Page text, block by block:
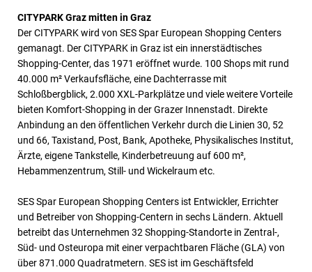
CITYPARK Graz mitten in Graz
Der CITYPARK wird von SES Spar European Shopping Centers
gemanagt. Der CITYPARK in Graz ist ein innerstädtisches
Shopping-Center, das 1971 eröffnet wurde. 100 Shops mit rund
40.000 m² Verkaufsfläche, eine Dachterrasse mit
Schloßbergblick, 2.000 XXL-Parkplätze und viele weitere Vorteile
bieten Komfort-Shopping in der Grazer Innenstadt. Direkte
Anbindung an den öffentlichen Verkehr durch die Linien 30, 52
und 66, Taxistand, Post, Bank, Apotheke, Physikalisches Institut,
Ärzte, eigene Tankstelle, Kinderbetreuung auf 600 m²,
Hebammenzentrum, Still- und Wickelraum etc.
SES Spar European Shopping Centers ist Entwickler, Errichter
und Betreiber von Shopping-Centern in sechs Ländern. Aktuell
betreibt das Unternehmen 32 Shopping-Standorte in Zentral-,
Süd- und Osteuropa mit einer verpachtbaren Fläche (GLA) von
über 871.000 Quadratmetern. SES ist im Geschäftsfeld